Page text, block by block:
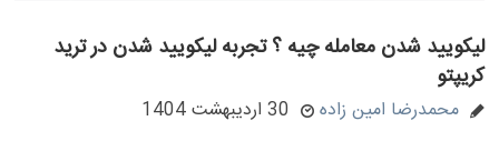
لیکویید شدن معامله چیه ؟ تجربه لیکویید شدن در ترید
کریپتو
محمدرضا امین زاده 30 اردیبهشت 1404